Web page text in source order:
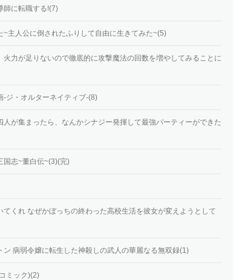
師に転職する!(7)
~主人公に倒されたふりして自由に生きてみた~(5)
火力が足りないので徹底的に攻撃魔法の回数を増やしてみることに
-ジ・オルターネイティブ-(8)
人が集まったら、なんかシナジー発揮して最強パーティーができた
国志~董白伝~(3)(完)
てくれ なぜかぼっちの終わった高校生活を彼女が変えようとして
ン 病弱令嬢に転生した神殺しの武人の華麗なる無双録(1)
ミック)(2)